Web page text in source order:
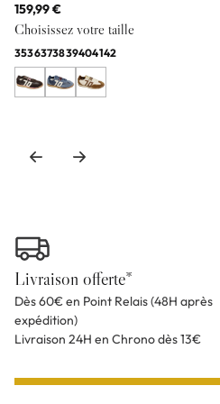
159,99 €
Choisissez votre taille
3536373839404142
Livraison offerte*
Dès 60€ en Point Relais (48H après
expédition)
Livraison 24H en Chrono dès 13€